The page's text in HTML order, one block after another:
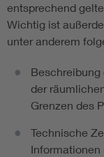
entsprechend
Wichtig ist
unter anderem
Beschreibung
der
Grenzen des
Technische
Informationen